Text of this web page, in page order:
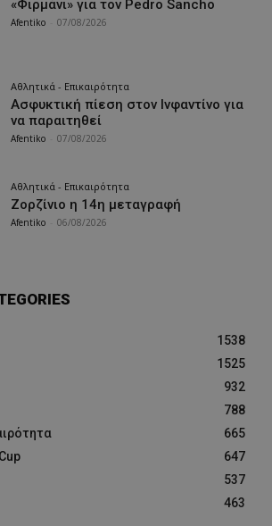
«Φιρμάνι» για τον Pedro Sancho
Afentiko 07/08/2026
Αθλητικά - Επικαιρότητα
Ασφυκτική πίεση στον Ινφαντίνο για
να παραιτηθεί
Afentiko 07/08/2026
Αθλητικά - Επικαιρότητα
Ζορζίνιο η 14η μεταγραφή
Afentiko 06/08/2026
1538
1525
932
788
665
647
537
463